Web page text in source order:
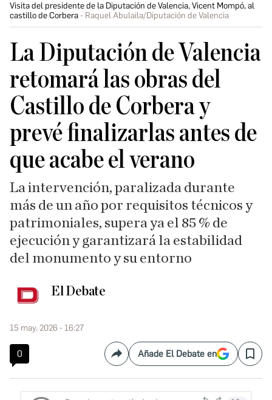
Visita del presidente de la Diputación de Valencia, Vicent Mompó, al
castillo de Corbera
Raquel Abulaila/Diputación de Valencia
La Diputación de Valencia
retomará las obras del
Castillo de Corbera y
prevé finalizarlas antes de
que acabe el verano
La intervención, paralizada durante
más de un año por requisitos técnicos y
patrimoniales, supera ya el 85 % de
ejecución y garantizará la estabilidad
del monumento y su entorno
El Debate
15 may. 2026 - 16:27
0 CompartirAñade El Debate en Save